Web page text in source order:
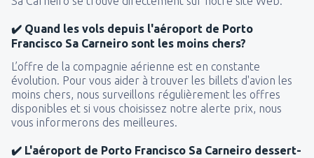
✔️ Quand les vols depuis l'aéroport de Porto
Francisco Sa Carneiro sont les moins chers?
L’offre de la compagnie aérienne est en constante
évolution. Pour vous aider à trouver les billets d'avion les
moins chers, nous surveillons régulièrement les offres
disponibles et si vous choisissez notre alerte prix, nous
vous informerons des meilleures.
✔️ L'aéroport de Porto Francisco Sa Carneiro dessert-